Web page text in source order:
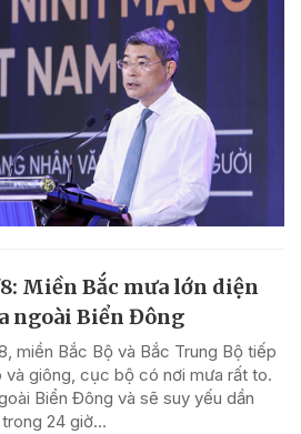
Miền Bắc mưa lớn diện
ngoài Biển Đông
miền Bắc Bộ và Bắc Trung Bộ tiếp
giông, cục bộ có nơi mưa rất to.
Biển Đông và sẽ suy yếu dần
24 giờ...